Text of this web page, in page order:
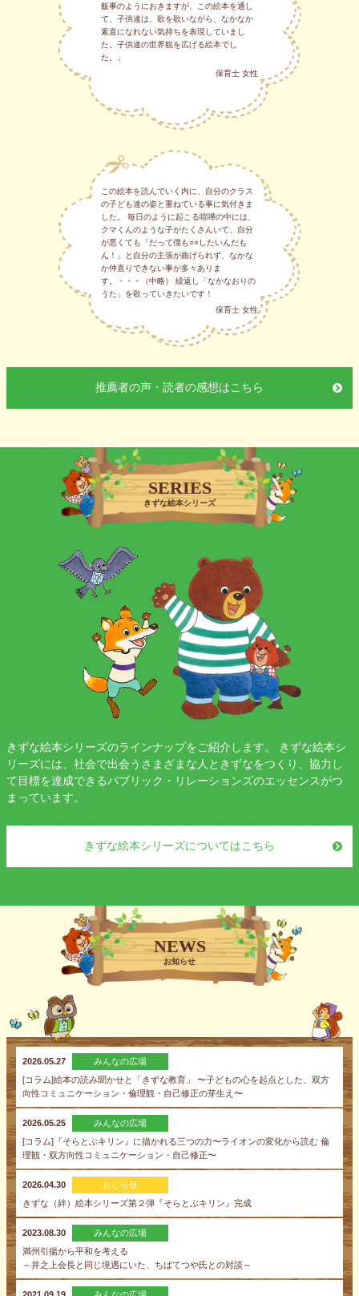
飯事のようにおきますが、この絵本を通し
て、子供達は、歌を歌いながら、なかなか
素直になれない気持ちを表現していまし
た。子供達の世界観を広げる絵本でし
た。」
保育士 女性
この絵本を読んでいく内に、自分のクラス
の子ども達の姿と重ねている事に気付きま
した。 毎日のように起こる喧嘩の中には、
クマくんのような子がたくさんいて、自分
が悪くても「だって僕も○○したいんだも
ん！」と自分の主張が曲げられず、なかな
か仲直りできない事が多々ありま
す。・・・（中略） 繰返し「なかなおりの
うた」を歌っていきたいです！
保育士 女性
推薦者の声・読者の感想はこちら
SERIES
きずな絵本シリーズ
きずな絵本シリーズのラインナップをご紹介します。 きずな絵本シ
リーズには、社会で出会うさまざまな人ときずなをつくり、協力し
て目標を達成できるパブリック・リレーションズのエッセンスがつ
まっています。
きずな絵本シリーズについてはこちら
NEWS
お知らせ
2026.05.27
みんなの広場
[コラム]絵本の読み聞かせと「きずな教育」 〜子どもの心を起点とした、双方
向性コミュニケーション・倫理観・自己修正の芽生え〜
2026.05.25
みんなの広場
[コラム]『そらとぶキリン』に描かれる三つの力〜ライオンの変化から読む 倫
理観・双方向性コミュニケーション・自己修正〜
2026.04.30
おしらせ
きずな（絆）絵本シリーズ第２弾『そらとぶキリン』完成
2023.08.30
みんなの広場
満州引揚から平和を考える
～井之上会長と同じ境遇にいた、ちばてつや氏との対談～